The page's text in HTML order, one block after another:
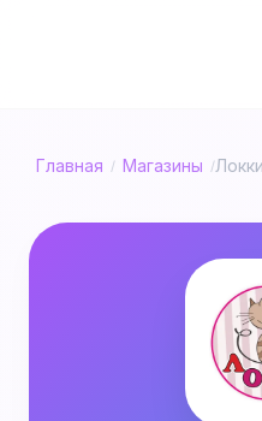
Главная / Магазины /Локки